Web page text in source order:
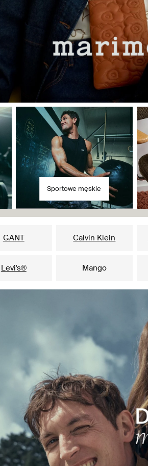
Sportowe męskie
GANT Calvin Klein
Levi's® Mango